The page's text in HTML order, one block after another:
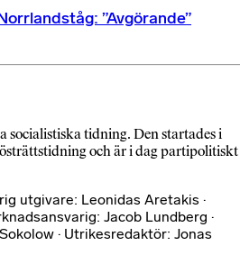
”Avgörande”
socialistiska tidning. Den startades i
och är i dag partipolitiskt
utgivare: Leonidas Aretakis ·
Jacob Lundberg ·
· Utrikesredaktör: Jonas